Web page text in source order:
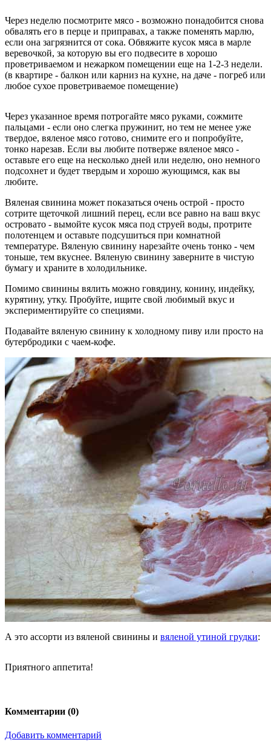
Через неделю посмотрите мясо - возможно понадобится снова
обвалять его в перце и приправах, а также поменять марлю,
если она загрязнится от сока. Обвяжите кусок мяса в марле
веревочкой, за которую вы его подвесите в хорошо
проветриваемом и нежарком помещении еще на 1-2-3 недели.
(в квартире - балкон или карниз на кухне, на даче - погреб или
любое сухое проветриваемое помещение)
Через указанное время потрогайте мясо руками, сожмите
пальцами - если оно слегка пружинит, но тем не менее уже
твердое, вяленое мясо готово, снимите его и попробуйте,
тонко нарезав. Если вы любите потверже вяленое мясо -
оставьте его еще на несколько дней или неделю, оно немного
подсохнет и будет твердым и хорошо жующимся, как вы
любите.
Вяленая свинина может показаться очень острой - просто
сотрите щеточкой лишний перец, если все равно на ваш вкус
островато - вымойте кусок мяса под струей воды, протрите
полотенцем и оставьте подсушиться при комнатной
температуре. Вяленую свинину нарезайте очень тонко - чем
тоньше, тем вкуснее. Вяленую свинину заверните в чистую
бумагу и храните в холодильнике.
Помимо свинины вялить можно говядину, конину, индейку,
курятину, утку. Пробуйте, ищите свой любимый вкус и
экспериментируйте со специями.
Подавайте вяленую свинину к холодному пиву или просто на
бутербродики с чаем-кофе.
А это ассорти из вяленой свинины и вяленой утиной грудки:
Приятного аппетита!
Комментарии (0)
Добавить комментарий